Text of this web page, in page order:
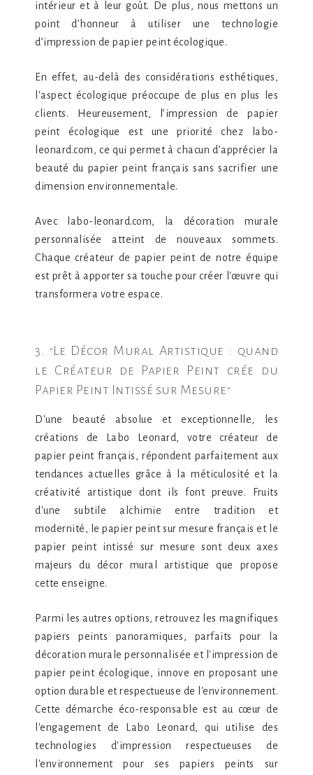
intérieur et à leur goût. De plus, nous mettons un
point d’honneur à utiliser une technologie
d’impression de papier peint écologique.
En effet, au-delà des considérations esthétiques,
l'aspect écologique préoccupe de plus en plus les
clients. Heureusement, l’impression de papier
peint écologique est une priorité chez labo-
leonard.com, ce qui permet à chacun d’apprécier la
beauté du papier peint français sans sacrifier une
dimension environnementale.
Avec labo-leonard.com, la décoration murale
personnalisée atteint de nouveaux sommets.
Chaque créateur de papier peint de notre équipe
est prêt à apporter sa touche pour créer l'œuvre qui
transformera votre espace.
3. "Le Décor Mural Artistique : quand
le Créateur de Papier Peint crée du
Papier Peint Intissé sur Mesure"
D'une beauté absolue et exceptionnelle, les
créations de Labo Leonard, votre créateur de
papier peint français, répondent parfaitement aux
tendances actuelles grâce à la méticulosité et la
créativité artistique dont ils font preuve. Fruits
d'une subtile alchimie entre tradition et
modernité, le papier peint sur mesure français et le
papier peint intissé sur mesure sont deux axes
majeurs du décor mural artistique que propose
cette enseigne.
Parmi les autres options, retrouvez les magnifiques
papiers peints panoramiques, parfaits pour la
décoration murale personnalisée et l'impression de
papier peint écologique, innove en proposant une
option durable et respectueuse de l'environnement.
Cette démarche éco-responsable est au cœur de
l'engagement de Labo Leonard, qui utilise des
technologies d'impression respectueuses de
l'environnement pour ses papiers peints sur